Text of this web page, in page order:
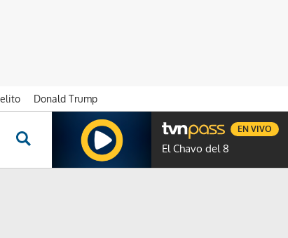
Donald Trump
ESPECIALES NOVELAS GENTE TVN
El Chavo del 8
EN VIVO